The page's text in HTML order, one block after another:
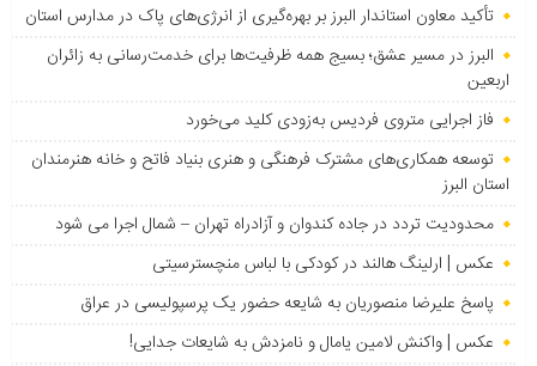
تأکید معاون استاندار البرز بر بهره‌گیری از انرژی‌های پاک در مدارس استان
البرز در مسیر عشق؛ بسیج همه ظرفیت‌ها برای خدمت‌رسانی به زائران
اربعین
فاز اجرایی متروی فردیس به‌زودی کلید می‌خورد
توسعه همکاری‌های مشترک فرهنگی و هنری بنیاد فاتح و خانه هنرمندان
استان البرز
محدودیت تردد در جاده کندوان و آزادراه تهران – شمال اجرا می شود
عکس | ارلینگ هالند در کودکی با لباس منچسترسیتی
پاسخ علیرضا منصوریان به شایعه حضور یک پرسپولیسی در عراق
عکس | واکنش لامین یامال و نامزدش به شایعات جدایی!